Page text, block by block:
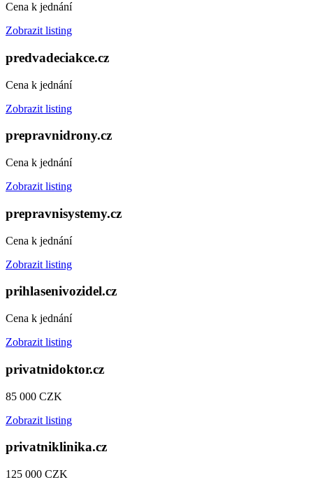
Cena k jednání
Zobrazit listing
predvadeciakce.cz
Cena k jednání
Zobrazit listing
prepravnidrony.cz
Cena k jednání
Zobrazit listing
prepravnisystemy.cz
Cena k jednání
Zobrazit listing
prihlasenivozidel.cz
Cena k jednání
Zobrazit listing
privatnidoktor.cz
85 000 CZK
Zobrazit listing
privatniklinika.cz
125 000 CZK